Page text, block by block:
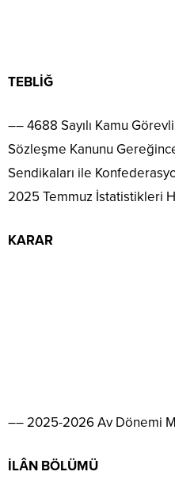
TEBLİĞ
–– 4688 Sayılı Kamu
Sözleşme Kanunu
Sendikaları ile
2025 Temmuz İstatistikleri
KARAR
–– 2025-2026 Av Dönemi
İLÂN BÖLÜMÜ